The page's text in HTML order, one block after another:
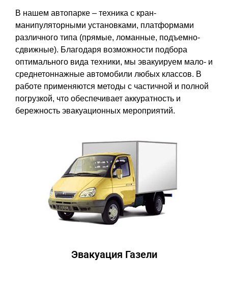
В нашем автопарке – техника с кран-
манипуляторными установками, платформами
различного типа (прямые, ломанные, подъемно-
сдвижные). Благодаря возможности подбора
оптимального вида техники, мы эвакуируем мало- и
среднетоннажные автомобили любых классов. В
работе применяются методы с частичной и полной
погрузкой, что обеспечивает аккуратность и
бережность эвакуационных мероприятий.
Эвакуация Газели